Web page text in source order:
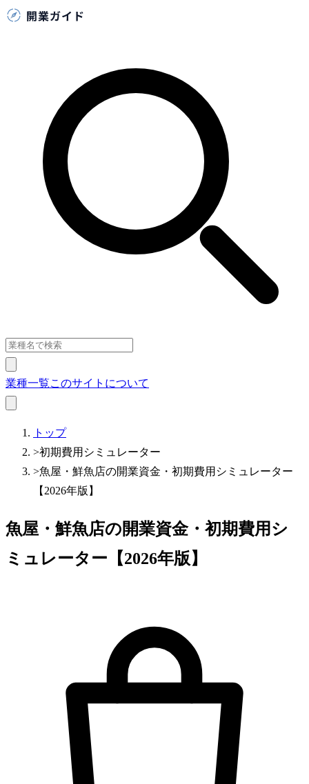
業種一覧このサイトについて
トップ
>初期費用シミュレーター
>魚屋・鮮魚店の開業資金・初期費用シミュレーター
【2026年版】
魚屋・鮮魚店の開業資金・初期費用シ
ミュレーター【2026年版】